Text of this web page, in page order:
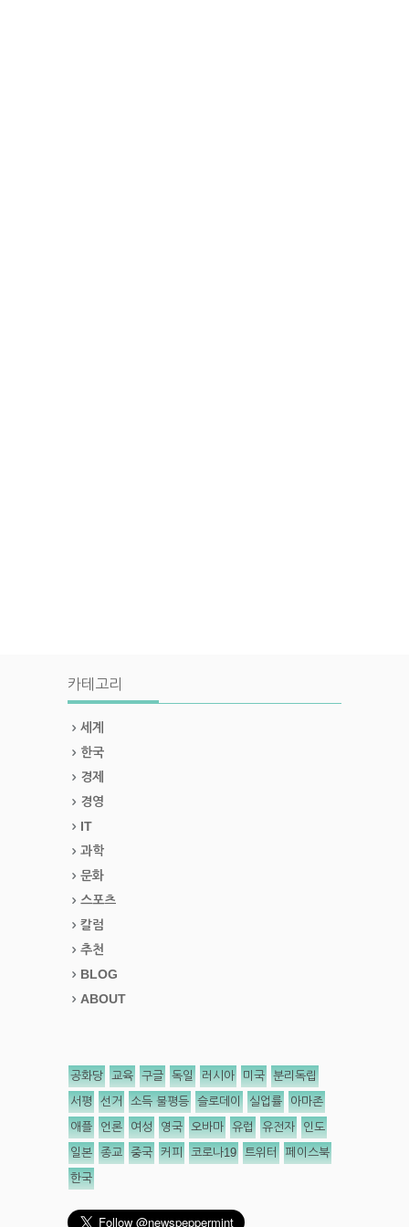
카테고리
세계
한국
경제
경영
IT
과학
문화
스포츠
칼럼
추천
BLOG
ABOUT
공화당 교육 구글 독일 러시아 미국 분리독립
서평 선거 소득 불평등 슬로데이 실업률 아마존
애플 언론 여성 영국 오바마 유럽 유전자 인도
일본 종교 중국 커피 코로나19 트위터 페이스북
한국